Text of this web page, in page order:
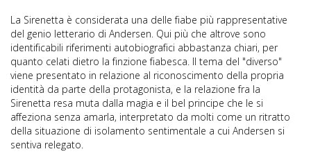
La Sirenetta è considerata una delle fiabe più rappresentative
del genio letterario di Andersen. Qui più che altrove sono
identificabili riferimenti autobiografici abbastanza chiari, per
quanto celati dietro la finzione fiabesca. Il tema del "diverso"
viene presentato in relazione al riconoscimento della propria
identità da parte della protagonista, e la relazione fra la
Sirenetta resa muta dalla magia e il bel principe che le si
affeziona senza amarla, interpretato da molti come un ritratto
della situazione di isolamento sentimentale a cui Andersen si
sentiva relegato.